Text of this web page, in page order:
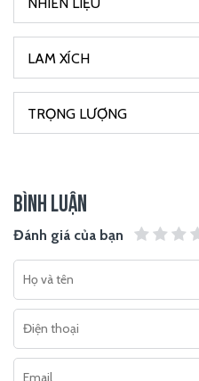
BÌNH LUẬN
Đánh giá của bạn